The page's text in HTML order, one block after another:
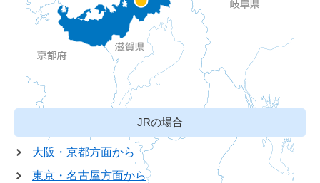
JRの場合
大阪・京都方面から
東京・名古屋方面から